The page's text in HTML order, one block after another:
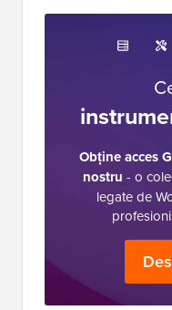
Obține acces
nostru - o
legate de